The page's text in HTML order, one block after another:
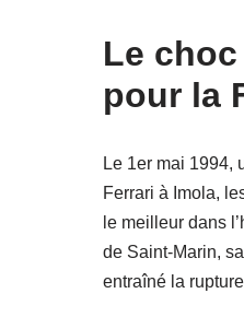
Le
pour la
Le 1er mai 1994,
Ferrari à Imola,
le meilleur dans
de Saint-Marin, sa
entraîné la